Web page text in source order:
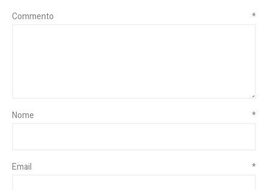
Commento *
Nome *
Email *